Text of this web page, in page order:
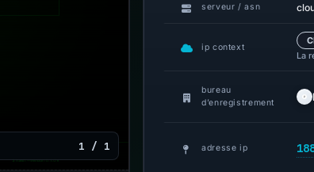
1 / 1
serveur / asn
ip context
La
bureau
d’enregistrement
adresse ip